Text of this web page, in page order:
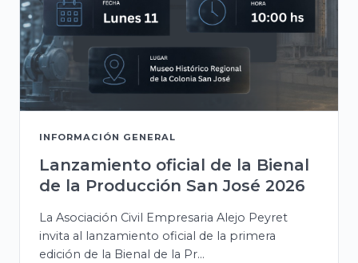
INFORMACIÓN GENERAL
Lanzamiento oficial de la Bienal
de la Producción San José 2026
La Asociación Civil Empresaria Alejo Peyret
invita al lanzamiento oficial de la primera
edición de la Bienal de la Pr...